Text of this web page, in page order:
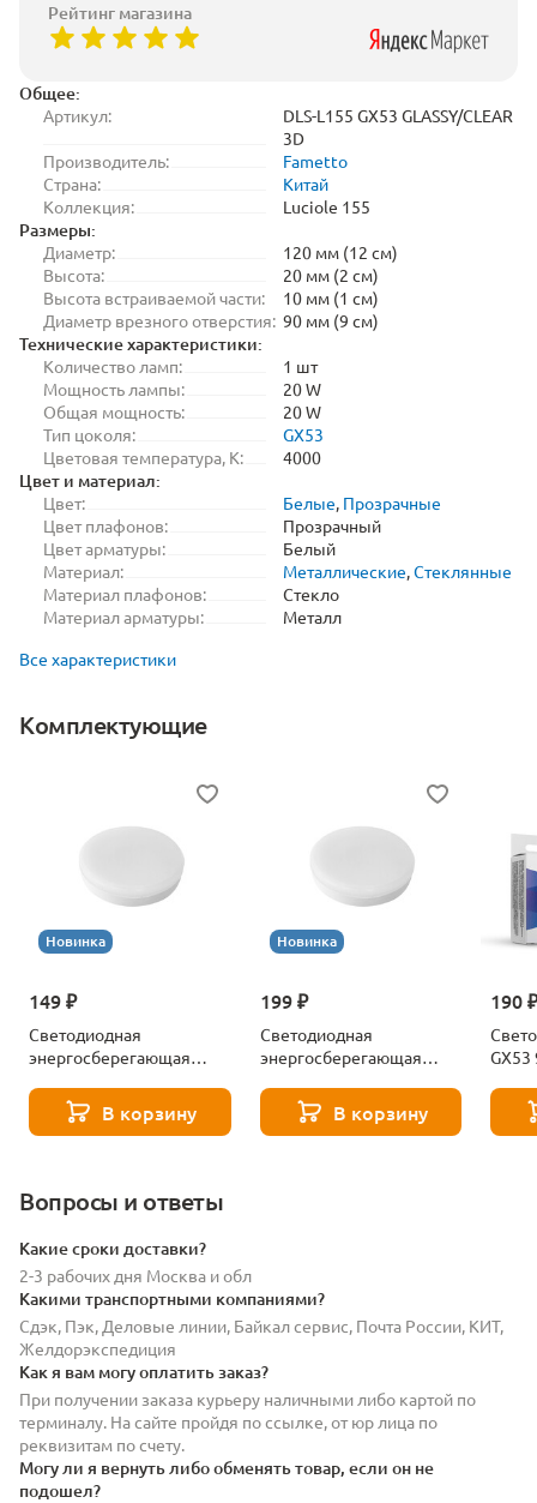
Общее:
Артикул:
DLS-L155 GX53 GLASSY/CLEAR
3D
Производитель:
Fametto
Страна:
Китай
Коллекция:
Luciole 155
Размеры:
Диаметр:
120 мм (12 см)
Высота:
20 мм (2 см)
Высота встраиваемой части:
10 мм (1 см)
Диаметр врезного отверстия: 90 мм (9 см)
Технические характеристики:
Количество ламп:
1 шт
Мощность лампы:
20 W
Общая мощность:
20 W
Тип цоколя:
GX53
Цветовая температура, K:
4000
Цвет и материал:
Цвет: Белые, Прозрачные
Цвет плафонов:
Прозрачный
Цвет арматуры:
Белый
Материал:
Металлические,Стеклянные
Материал плафонов:
Стекло
Материал арматуры:
Металл
Все характеристики
Комплектующие
Новинка
149 ₽
Светодиодная
энергосберегающая
4000K Lightstar 943084-
XS
В корзину
Новинка
199 ₽
Светодиодная
энергосберегающая
4000K Lightstar 943124-
XS
В корзину
190
Вопросы и ответы
Какие сроки доставки?
2-3 рабочих дня Москва и обл
Какими транспортными компаниями?
Сдэк, Пэк, Деловые линии, Байкал сервис, Почта России, КИТ,
Желдорэкспедиция
Как я вам могу оплатить заказ?
При получении заказа курьеру наличными либо картой по
терминалу. На сайте пройдя по ссылке, от юр лица по
реквизитам по счету.
Могу ли я вернуть либо обменять товар, если он не
подошел?
Рейтинг магазина